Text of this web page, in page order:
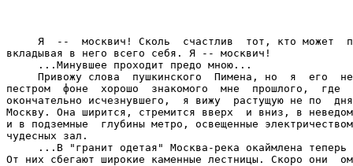
Я  --  москвич! Сколь  счастлив  тот, кто может
вкладывая в него всего себя. Я -- москвич!
     ...Минувшее проходит предо мною...
Привожу слова  пушкинского  Пимена, но  я  его
пестром  фоне  хорошо  знакомого  мне  прошлого,  где
окончательно исчезнувшего,  я вижу  растущую не по
Москву. Она ширится, стремится вверх  и вниз, в
и в подземные  глубины метро, освещенные
чудесных зал.
...В "гранит одетая" Москва-река окаймлена теперь
От них сбегают широкие каменные лестницы. Скоро они